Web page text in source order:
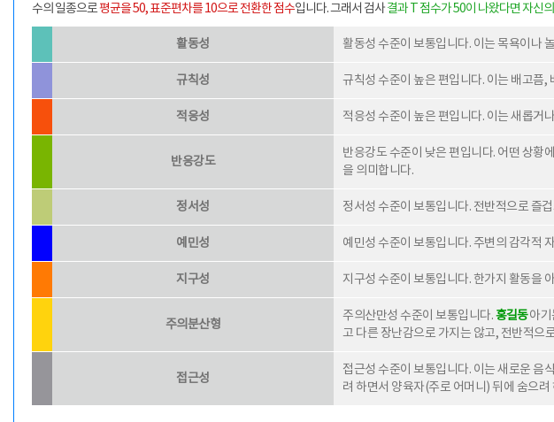
수의 일종으로평균을 50, 표준편차를 10으로 전환한 점수입니다. 그래서 검사결과 T 점수가 50이 나왔다면 자신
활동성 활동성 수준이 보통입니다. 이는 목욕이나
규칙성 규칙성 수준이 높은 편입니다. 이는 배고픔,
적응성 적응성 수준이 높은 편입니다. 이는 새롭거
반응강도
반응강도 수준이 낮은 편입니다. 어떤 상황
을 의미합니다.
정서성 정서성 수준이 보통입니다. 전반적으로 즐
예민성 예민성 수준이 보통입니다. 주변의 감각적
지구성 지구성 수준이 보통입니다. 한가지 활동을
주의분산형
주의산만성 수준이 보통입니다.홍길동아기
고 다른 장난감으로 가지는 않고, 전반적으
접근성
접근성 수준이 보통입니다. 이는 새로운 음
려 하면서 양육자(주로 어머니) 뒤에 숨으